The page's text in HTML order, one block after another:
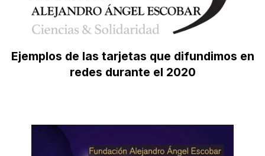
Ejemplos de las tarjetas que difundimos en
redes durante el 2020